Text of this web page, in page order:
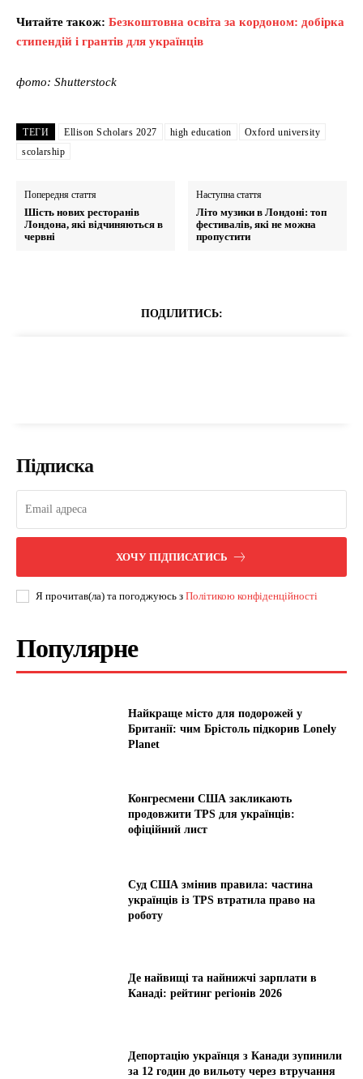
Читайте також: Безкоштовна освіта за кордоном: добірка
стипендій і грантів для українців
фото: Shutterstock
ТЕГИ Ellison Scholars 2027 high education
Oxford university
scolarship
Попередня стаття
Шість нових ресторанів
Лондона, які відчиняються в
червні
Наступна стаття
Літо музики в Лондоні: топ
фестивалів, які не можна
пропустити
ПОДІЛИТИСЬ:
Підписка
ХОЧУ ПІДПИСАТИСЬ
Я прочитав(ла) та погоджуюсь з Політикою конфіденційності
Популярне
Найкраще місто для подорожей у
Британії: чим Брістоль підкорив Lonely
Planet
Конгресмени США закликають
продовжити TPS для українців:
офіційний лист
Суд США змінив правила: частина
українців із TPS втратила право на
роботу
Де найвищі та найнижчі зарплати в
Канаді: рейтинг регіонів 2026
Депортацію українця з Канади зупинили
за 12 годин до вильоту через втручання